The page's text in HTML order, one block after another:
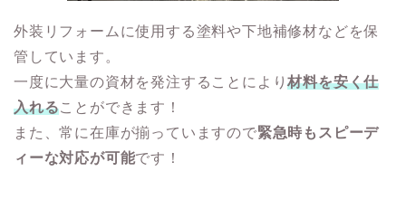
外装リフォームに使用する塗料や下地補修材などを保
管しています。
一度に大量の資材を発注することにより材料を安く仕
入れることができます！
また、常に在庫が揃っていますので緊急時もスピーデ
ィーな対応が可能です！